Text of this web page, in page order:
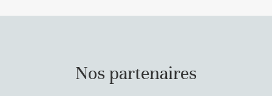
Nos partenaires